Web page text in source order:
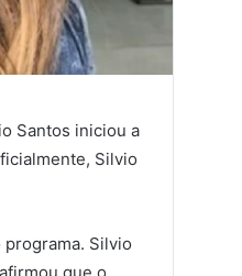
Santos iniciou a
Silvio
Silvio
que o